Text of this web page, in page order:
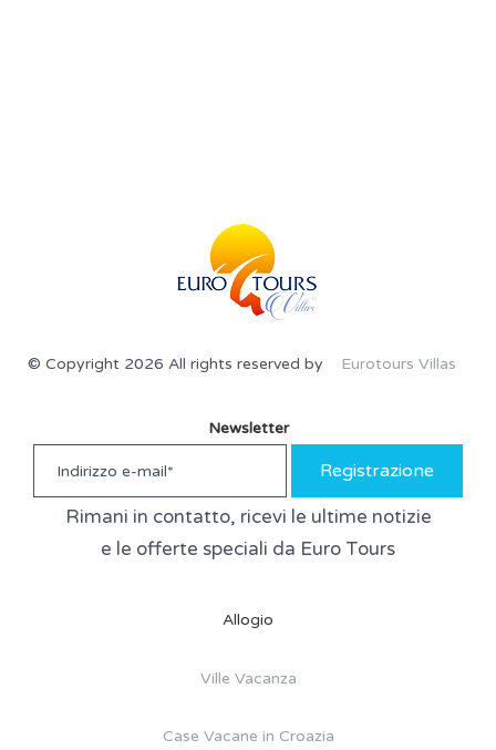
© Copyright 2026 All rights reserved by Eurotours Villas
Newsletter
Registrazione
Rimani in contatto, ricevi le ultime notizie
e le offerte speciali da Euro Tours
Allogio
Ville Vacanza
Case Vacane in Croazia